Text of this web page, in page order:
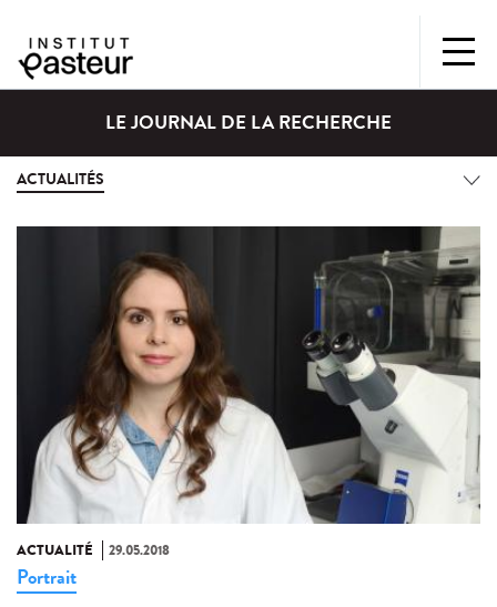
LE JOURNAL DE LA RECHERCHE
ACTUALITÉS
ACTUALITÉ 29.05.2018
Portrait